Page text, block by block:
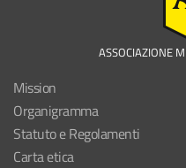
ASSOCIAZIONE
Mission
Organigramma
Statuto e Regolamenti
Carta etica